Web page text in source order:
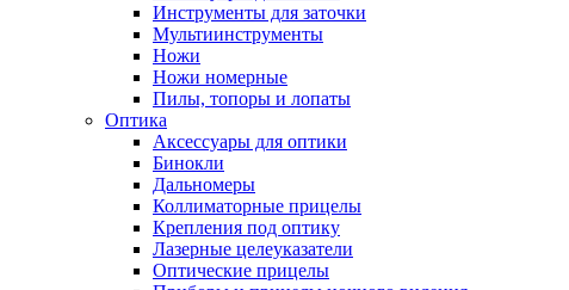
Инструменты для заточки
Мультиинструменты
Ножи
Ножи номерные
Пилы, топоры и лопаты
Оптика
Аксессуары для оптики
Бинокли
Дальномеры
Коллиматорные прицелы
Крепления под оптику
Лазерные целеуказатели
Оптические прицелы